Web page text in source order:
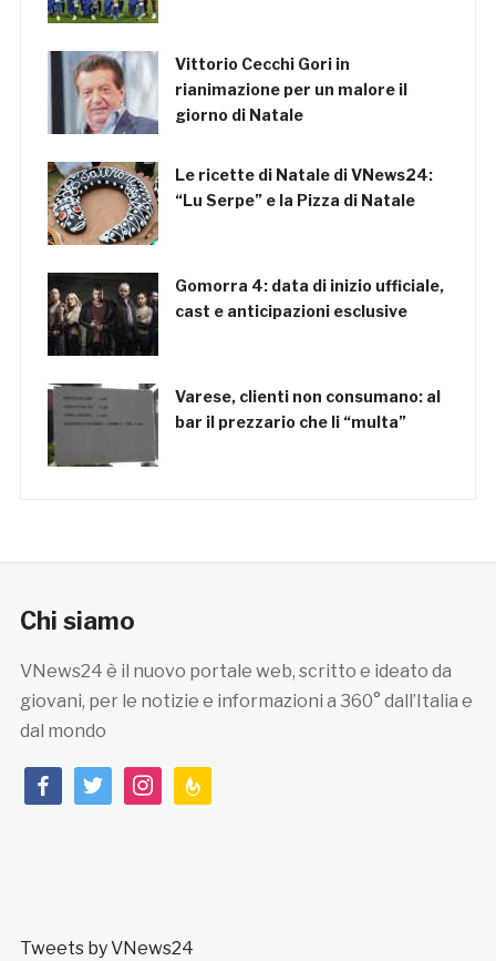
Vittorio Cecchi Gori in
rianimazione per un malore il
giorno di Natale
Le ricette di Natale di VNews24:
“Lu Serpe” e la Pizza di Natale
Gomorra 4: data di inizio ufficiale,
cast e anticipazioni esclusive
Varese, clienti non consumano: al
bar il prezzario che li “multa”
Chi siamo
VNews24 è il nuovo portale web, scritto e ideato da
giovani, per le notizie e informazioni a 360° dall’Italia e
dal mondo
facebooktwitterinstagramfeedburner
Tweets by VNews24